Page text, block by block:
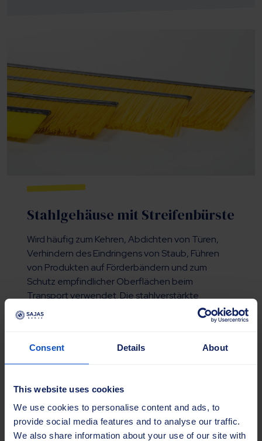
Consent Details About
This website uses cookies
We use cookies to personalise content and ads, to
provide social media features and to analyse our traffic.
We also share information about your use of our site with
Stahlgehäuse mit Streifenbürste
Wird häufig zum Kehren, Abdichten von Türen,
Verhindern des Eindringens von Staub, Führen
von Produkten auf Förderbändern und zum
Schutz empfindlicher Oberflächen beim
Transport verwendet. Die stahlverstärkte
Ausführung gewährleistet eine stabile und
Materialen:
Stahlprofile mit verschiedenen
Borstenoptionen.